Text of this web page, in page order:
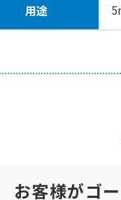
用途
お客様がゴ